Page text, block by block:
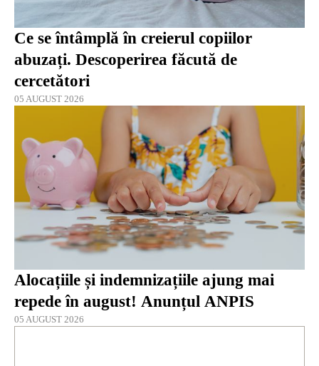
Ce se întâmplă în creierul copiilor
abuzați. Descoperirea făcută de
cercetători
05 AUGUST 2026
Alocațiile și indemnizațiile ajung mai
repede în august! Anunțul ANPIS
05 AUGUST 2026